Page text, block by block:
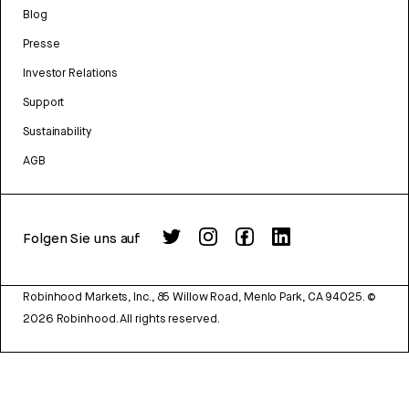
Blog
Presse
Investor Relations
Support
Sustainability
AGB
Folgen Sie uns auf
Robinhood Markets, Inc., 85 Willow Road, Menlo Park, CA 94025. ©
2026 Robinhood. All rights reserved.